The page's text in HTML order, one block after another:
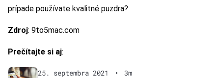
prípade používate kvalitné puzdra?
Zdroj: 9to5mac.com
Prečítajte si aj:
25. septembra 2021 •
3m